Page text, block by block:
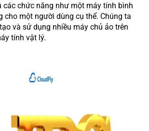
các chức năng như một máy tính bình
cho một người dùng cụ thể. Chúng ta
và sử dụng nhiều máy chủ ảo trên
tính vật lý.